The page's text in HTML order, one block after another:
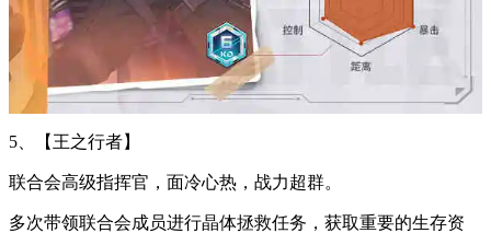
5、【王之行者】
联合会高级指挥官，面冷心热，战力超群。
多次带领联合会成员进行晶体拯救任务，获取重要的生存资